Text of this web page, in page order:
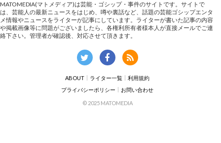
MATOMEDIA(マトメディア)は芸能・ゴシップ・事件のサイトです。サイトで
は、芸能人の最新ニュースをはじめ、噂や裏話など、話題の芸能ゴシップエンタ
メ情報やニュースをライターが記事にしています。ライターが書いた記事の内容
や掲載画像等に問題がございましたら、各権利所有者様本人が直接メールでご連
絡下さい。管理者が確認後、対応させて頂きます。
ABOUT ライター一覧
利用規約
プライバシーポリシー
お問い合わせ
© 2025 MATOMEDIA